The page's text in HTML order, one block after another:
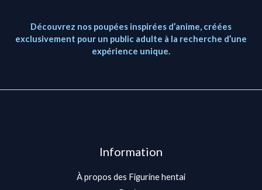
Découvrez nos poupées inspirées d’anime, créées
exclusivement pour un public adulte à la recherche d’une
expérience unique.
Information
À propos des Figurine hentai